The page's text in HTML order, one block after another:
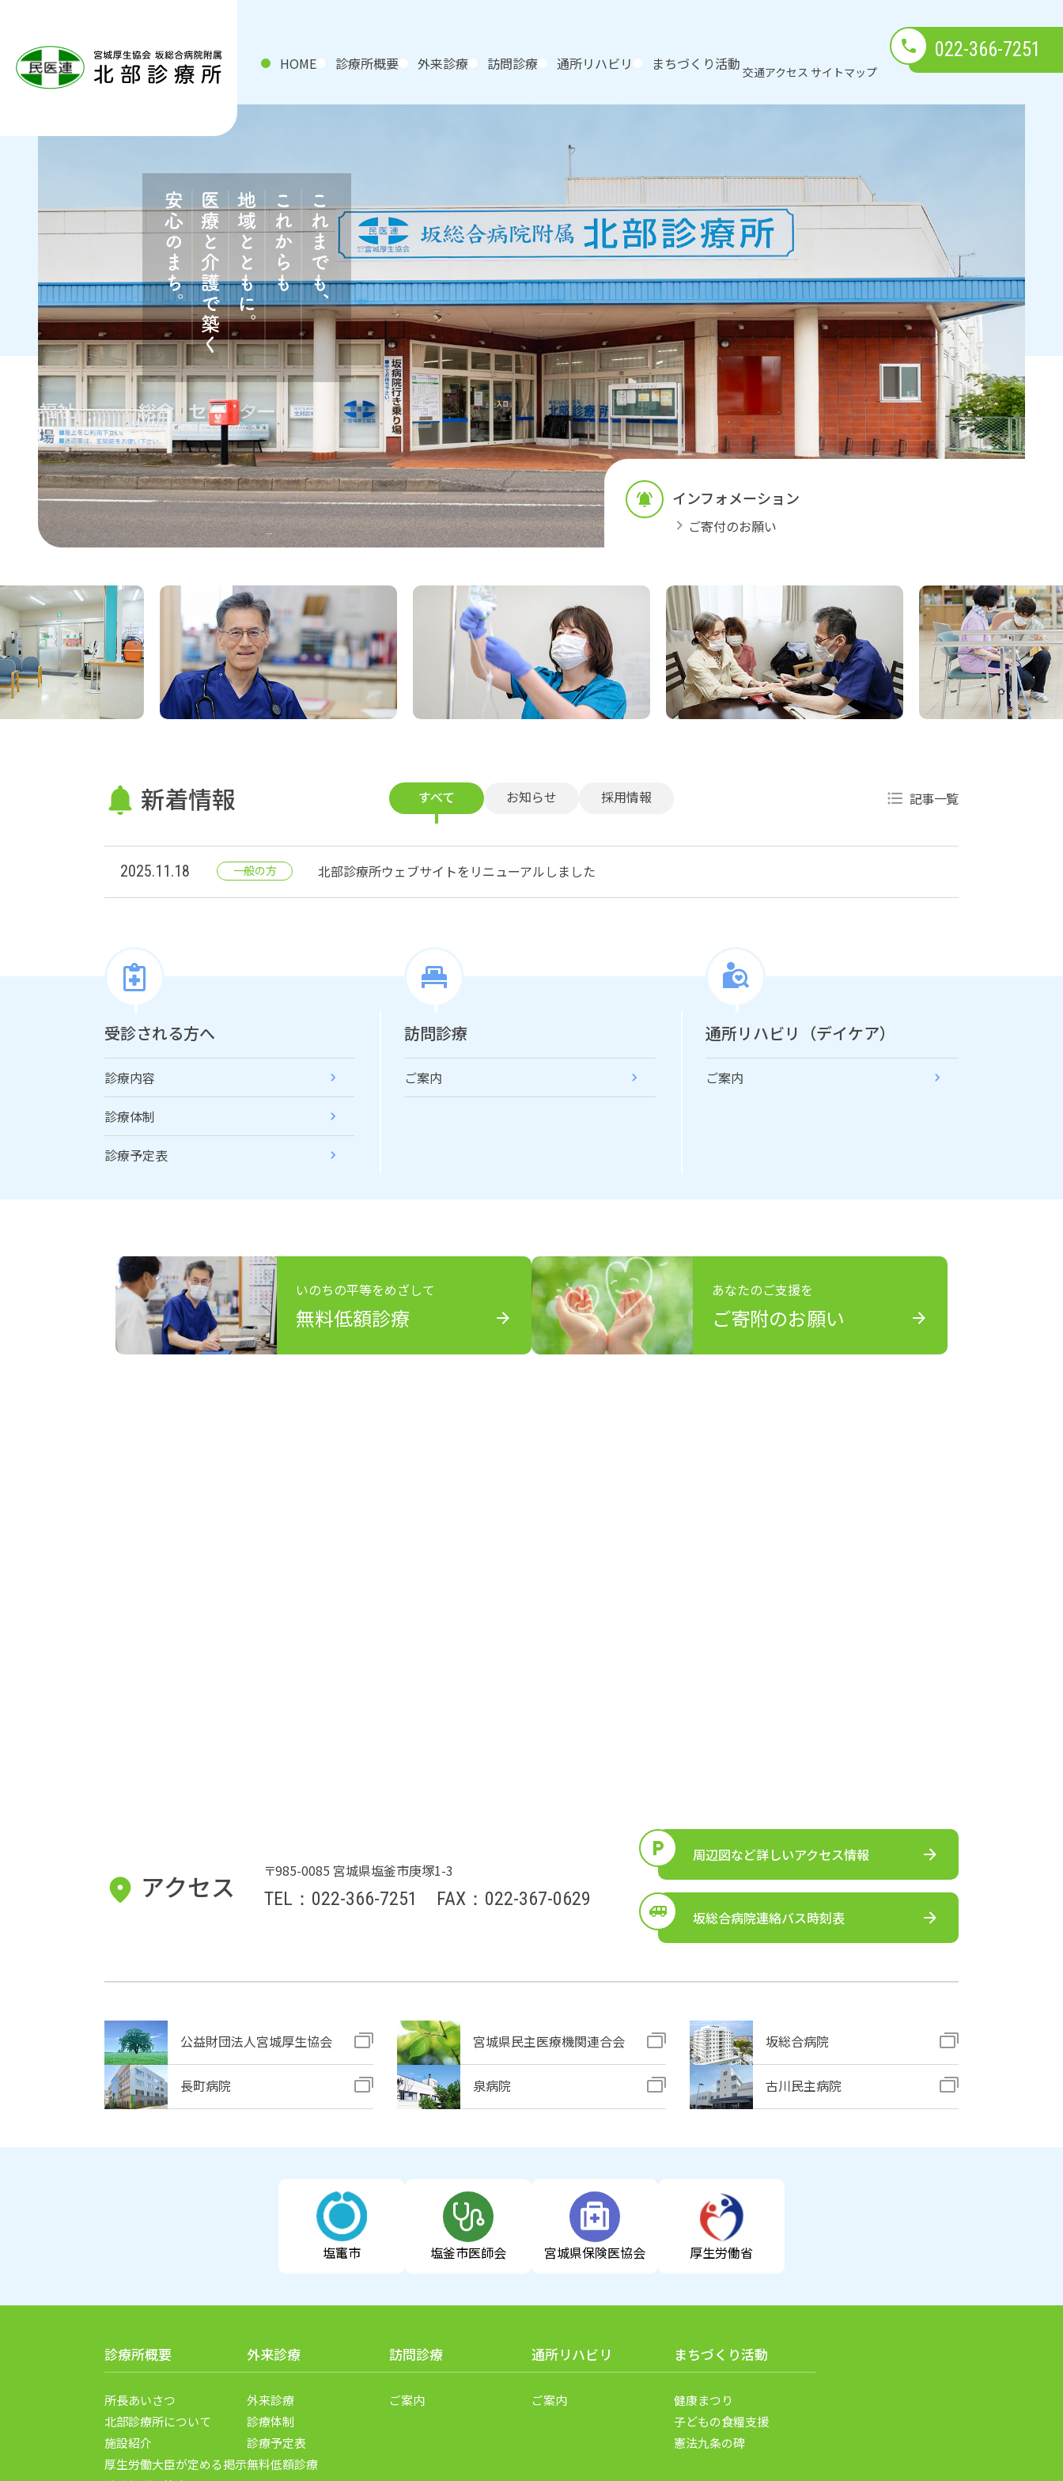
HOME 診療所概要 外来診療 訪問診療 通所リハビリ まちづくり活動 交通アクセス サイトマップ
022-366-7251
インフォメーション
ご寄付のお願い
新着情報 すべて お知らせ 採用情報 記事一覧
2025.11.18 一般の方 北部診療所ウェブサイトをリニューアルしました
受診される方へ
診療内容
診療体制
診療予定表
訪問診療
ご案内
通所リハビリ（デイケア）
ご案内
いのちの平等をめざして
無料低額診療
あなたのご支援を
ご寄附のお願い
アクセス 〒985-0085 宮城県塩釜市庚塚1-3
TEL：022-366-7251 FAX：022-367-0629
周辺図など詳しいアクセス情報
坂総合病院連絡バス時刻表
公益財団法人宮城厚生協会 宮城県民主医療機関連合会 坂総合病院
長町病院 泉病院 古川民主病院
塩竃市 塩釜市医師会 宮城県保険医協会 厚生労働省
診療所概要
所長あいさつ
北部診療所について
施設紹介
厚生労働大臣が定める掲示
外来診療
外来診療
診療体制
診療予定表
無料低額診療
訪問診療
ご案内
通所リハビリ
ご案内
まちづくり活動
健康まつり
子どもの食糧支援
憲法九条の碑